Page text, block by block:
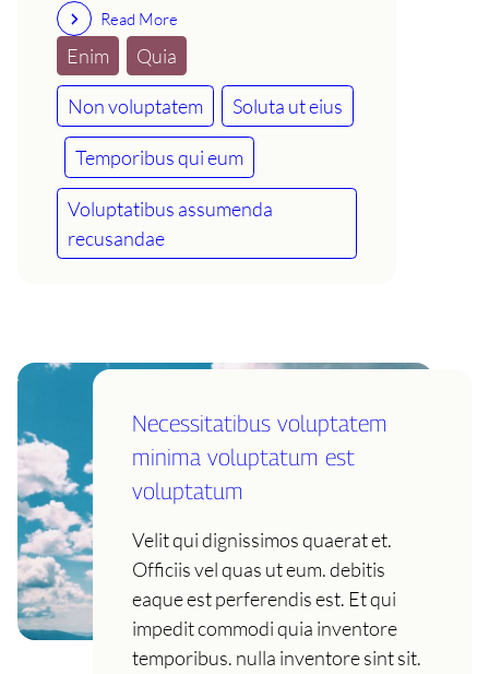
Read More
Enim Quia
Non voluptatem Soluta ut eius
Temporibus qui eum
Voluptatibus assumenda
recusandae
Necessitatibus voluptatem
minima voluptatum est
voluptatum
Velit qui dignissimos quaerat et.
Officiis vel quas ut eum. debitis
eaque est perferendis est. Et qui
impedit commodi quia inventore
temporibus. nulla inventore sint sit.